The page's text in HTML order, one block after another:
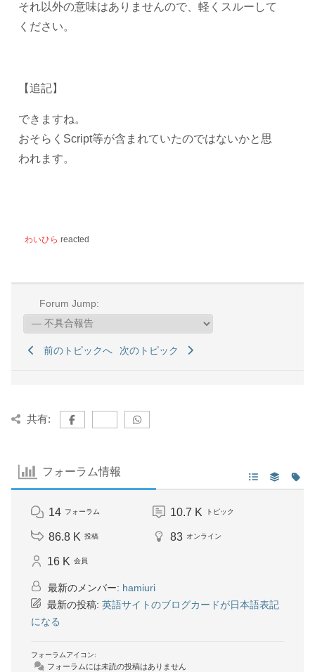
それ以外の意味はありませんので、軽くスルーして
ください。
【追記】
できますね。
おそらくScript等が含まれていたのではないかと思
われます。
わいひら reacted
Forum Jump:
前のトピックへ 次のトピック
共有:
フォーラム情報
14 フォーラム 10.7 K トピック
86.8 K 投稿 83 オンライン
16 K 会員
最新のメンバー: hamiuri
最新の投稿: 英語サイトのブログカードが日本語表記
になる
フォーラムアイコン:
フォーラムには未読の投稿はありません